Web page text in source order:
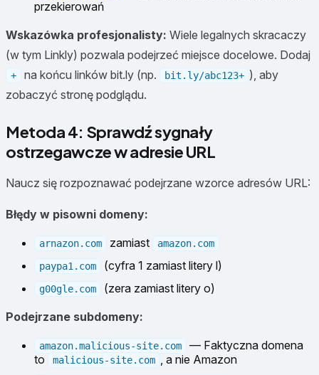
przekierowań
Wskazówka profesjonalisty: Wiele legalnych skracaczy
(w tym Linkly) pozwala podejrzeć miejsce docelowe. Dodaj
+ na końcu linków bit.ly (np. bit.ly/abc123+ ), aby
zobaczyć stronę podglądu.
Metoda 4: Sprawdź sygnały
ostrzegawcze w adresie URL
Naucz się rozpoznawać podejrzane wzorce adresów URL:
Błędy w pisowni domeny:
arnazon.com zamiast
amazon.com
paypa1.com
(cyfra 1 zamiast litery l)
g00gle.com
(zera zamiast litery o)
Podejrzane subdomeny:
amazon.malicious-site.com
— Faktyczna domena
to
malicious-site.com , a nie Amazon